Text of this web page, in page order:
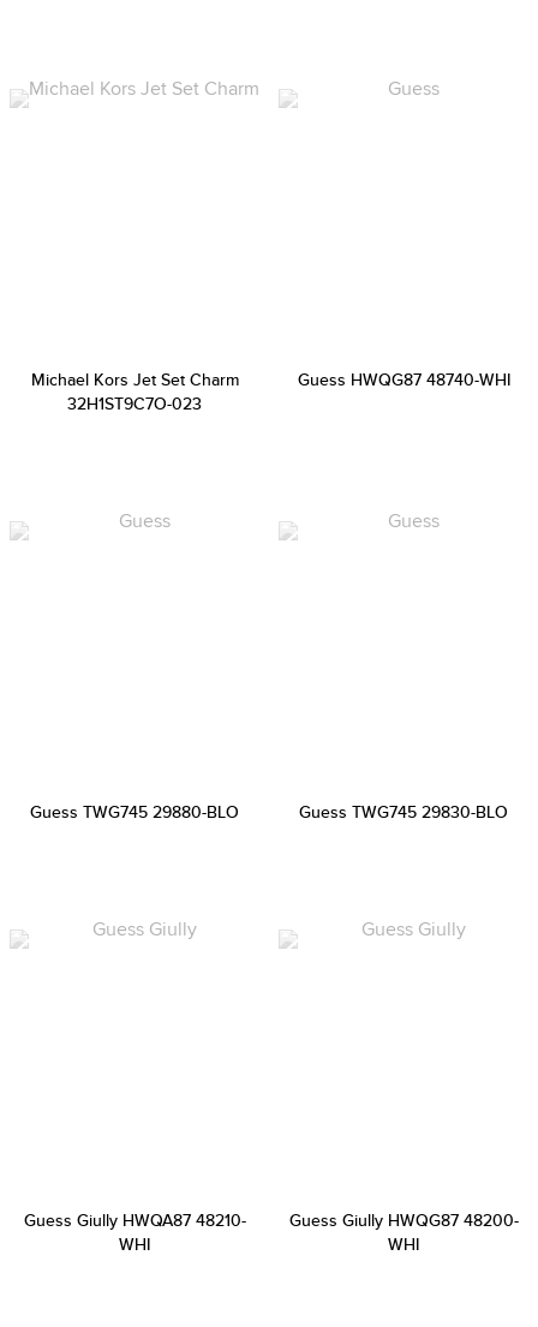
Michael Kors Jet Set Charm
32H1ST9C7O-023
Guess HWQG87 48740-WHI
Guess TWG745 29880-BLO Guess TWG745 29830-BLO
Guess Giully HWQA87 48210-
WHI
Guess Giully HWQG87 48200-
WHI